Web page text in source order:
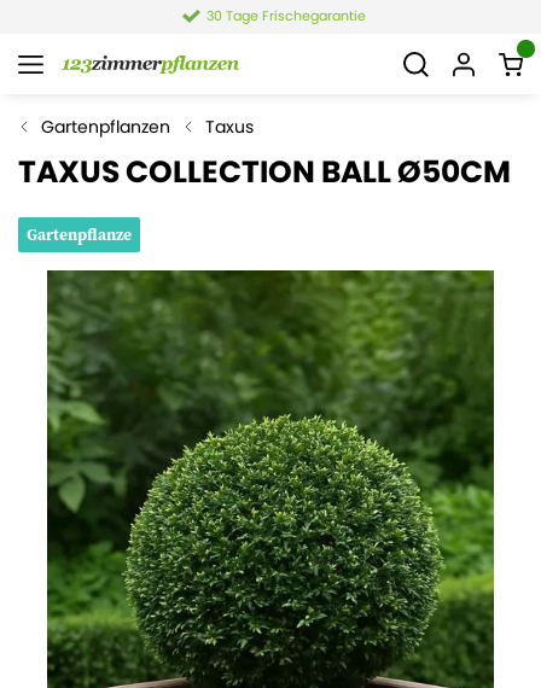
30 Tage Frischegarantie
Gartenpflanzen Taxus
TAXUS COLLECTION BALL Ø50CM
Gartenpflanze